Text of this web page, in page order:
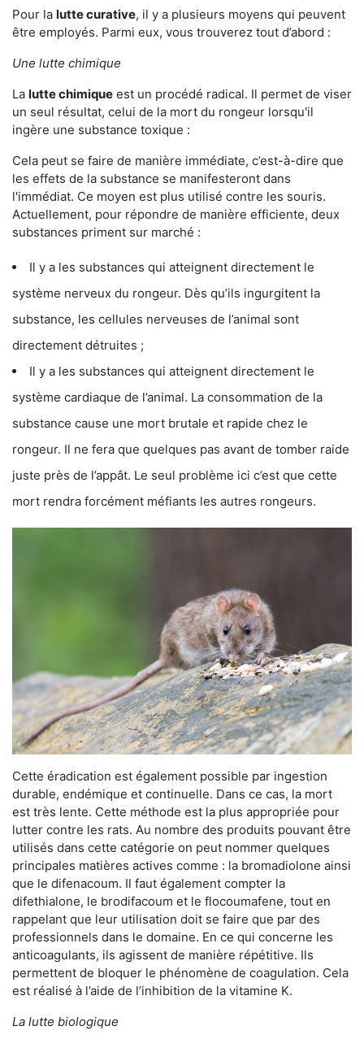
Pour la lutte curative, il y a plusieurs moyens qui peuvent
être employés. Parmi eux, vous trouverez tout d’abord :
Une lutte chimique
La lutte chimique est un procédé radical. Il permet de viser
un seul résultat, celui de la mort du rongeur lorsqu'il
ingère une substance toxique :
Cela peut se faire de manière immédiate, c’est-à-dire que
les effets de la substance se manifesteront dans
l'immédiat. Ce moyen est plus utilisé contre les souris.
Actuellement, pour répondre de manière efficiente, deux
substances priment sur marché :
Il y a les substances qui atteignent directement le
système nerveux du rongeur. Dès qu’ils ingurgitent la
substance, les cellules nerveuses de l’animal sont
directement détruites ;
Il y a les substances qui atteignent directement le
système cardiaque de l’animal. La consommation de la
substance cause une mort brutale et rapide chez le
rongeur. Il ne fera que quelques pas avant de tomber raide
juste près de l’appât. Le seul problème ici c’est que cette
mort rendra forcément méfiants les autres rongeurs.
Cette éradication est également possible par ingestion
durable, endémique et continuelle. Dans ce cas, la mort
est très lente. Cette méthode est la plus appropriée pour
lutter contre les rats. Au nombre des produits pouvant être
utilisés dans cette catégorie on peut nommer quelques
principales matières actives comme : la bromadiolone ainsi
que le difenacoum. Il faut également compter la
difethialone, le brodifacoum et le flocoumafene, tout en
rappelant que leur utilisation doit se faire que par des
professionnels dans le domaine. En ce qui concerne les
anticoagulants, ils agissent de manière répétitive. Ils
permettent de bloquer le phénomène de coagulation. Cela
est réalisé à l’aide de l’inhibition de la vitamine K.
La lutte biologique